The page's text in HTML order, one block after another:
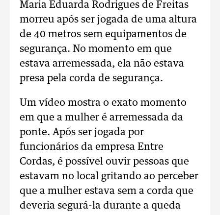
Maria Eduarda Rodrigues de Freitas
morreu após ser jogada de uma altura
de 40 metros sem equipamentos de
segurança. No momento em que
estava arremessada, ela não estava
presa pela corda de segurança.
Um vídeo mostra o exato momento
em que a mulher é arremessada da
ponte. Após ser jogada por
funcionários da empresa Entre
Cordas, é possível ouvir pessoas que
estavam no local gritando ao perceber
que a mulher estava sem a corda que
deveria segurá-la durante a queda